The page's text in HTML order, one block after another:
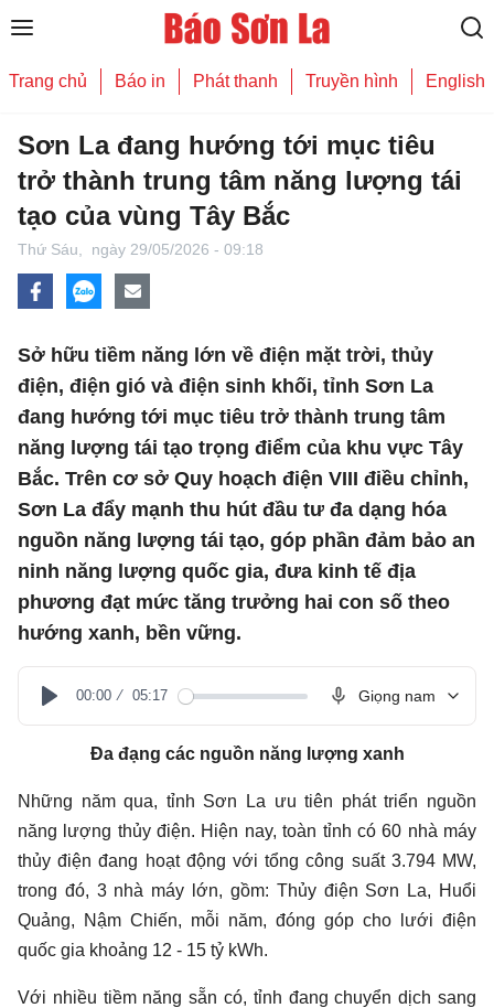
Trang chủ Báo in Phát thanh Truyền hình English
Sơn La đang hướng tới mục tiêu
trở thành trung tâm năng lượng tái
tạo của vùng Tây Bắc
Thứ Sáu, ngày 29/05/2026 - 09:18
Sở hữu tiềm năng lớn về điện mặt trời, thủy
điện, điện gió và điện sinh khối, tỉnh Sơn La
đang hướng tới mục tiêu trở thành trung tâm
năng lượng tái tạo trọng điểm của khu vực Tây
Bắc. Trên cơ sở Quy hoạch điện VIII điều chỉnh,
Sơn La đẩy mạnh thu hút đầu tư đa dạng hóa
nguồn năng lượng tái tạo, góp phần đảm bảo an
ninh năng lượng quốc gia, đưa kinh tế địa
phương đạt mức tăng trưởng hai con số theo
hướng xanh, bền vững.
Play
00:00 05:17 Giọng nam
Đa đạng các nguồn năng lượng xanh
Những năm qua, tỉnh Sơn La ưu tiên phát triển nguồn
năng lượng thủy điện. Hiện nay, toàn tỉnh có 60 nhà máy
thủy điện đang hoạt động với tổng công suất 3.794 MW,
trong đó, 3 nhà máy lớn, gồm: Thủy điện Sơn La, Huổi
Quảng, Nậm Chiến, mỗi năm, đóng góp cho lưới điện
quốc gia khoảng 12 - 15 tỷ kWh.
Với nhiều tiềm năng sẵn có, tỉnh đang chuyển dịch sang